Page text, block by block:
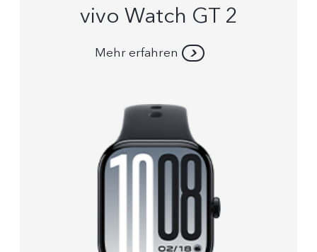
vivo Watch GT 2
Mehr erfahren